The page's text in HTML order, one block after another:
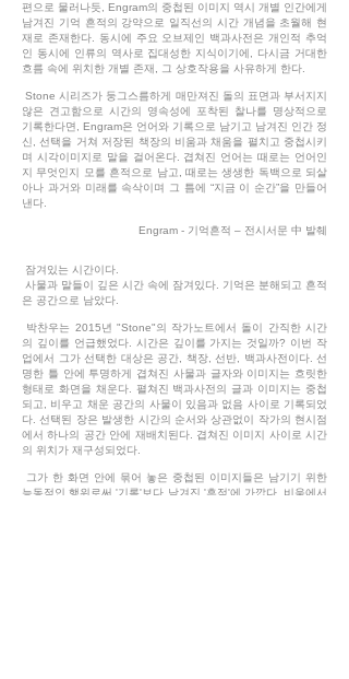
편으로 물러나듯, Engram의 중첩된 이미지 역시 개별 인간에게
남겨진 기억 흔적의 강약으로 일직선의 시간 개념을 초월해 현
재로 존재한다. 동시에 주요 오브제인 백과사전은 개인적 추억
인 동시에 인류의 역사로 집대성한 지식이기에, 다시금 거대한
흐름 속에 위치한 개별 존재, 그 상호작용을 사유하게 한다.
Stone 시리즈가 둥그스름하게 매만져진 돌의 표면과 부서지지
않은 견고함으로 시간의 영속성에 포착된 찰나를 명상적으로
기록한다면, Engram은 언어와 기록으로 남기고 남겨진 인간 정
신, 선택을 거쳐 저장된 책장의 비움과 채움을 펼치고 중첩시키
며 시각이미지로 말을 걸어온다. 겹쳐진 언어는 때로는 언어인
지 무엇인지 모를 흔적으로 남고, 때로는 생생한 독백으로 되살
아나 과거와 미래를 속삭이며 그 틈에 “지금 이 순간”을 만들어
낸다.
Engram - 기억흔적 – 전시서문 中 발췌
잠겨있는 시간이다.
사물과 말들이 깊은 시간 속에 잠겨있다. 기억은 분해되고 흔적
은 공간으로 남았다.
박찬우는 2015년 "Stone"의 작가노트에서 돌이 간직한 시간
의 깊이를 언급했었다. 시간은 깊이를 가지는 것일까? 이번 작
업에서 그가 선택한 대상은 공간, 책장, 선반, 백과사전이다. 선
명한 틀 안에 투명하게 겹쳐진 사물과 글자와 이미지는 흐릿한
형태로 화면을 채운다. 펼쳐진 백과사전의 글과 이미지는 중첩
되고, 비우고 채운 공간의 사물이 있음과 없음 사이로 기록되었
다. 선택된 장은 발생한 시간의 순서와 상관없이 작가의 현시점
에서 하나의 공간 안에 재배치된다. 겹쳐진 이미지 사이로 시간
의 위치가 재구성되었다.
그가 한 화면 안에 묶어 놓은 중첩된 이미지들은 남기기 위한
능동적인 행위로써 '기록'보다 남겨진 '흔적'에 가깝다. 비움에서